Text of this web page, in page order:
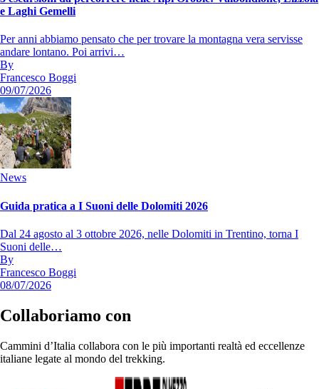
e Laghi Gemelli
Per anni abbiamo pensato che per trovare la montagna vera servisse
andare lontano. Poi arrivi…
By
Francesco Boggi
09/07/2026
News
Guida pratica a I Suoni delle Dolomiti 2026
Dal 24 agosto al 3 ottobre 2026, nelle Dolomiti in Trentino, torna I
Suoni delle…
By
Francesco Boggi
08/07/2026
Collaboriamo con
Cammini d’Italia collabora con le più importanti realtà ed eccellenze
italiane legate al mondo del trekking.